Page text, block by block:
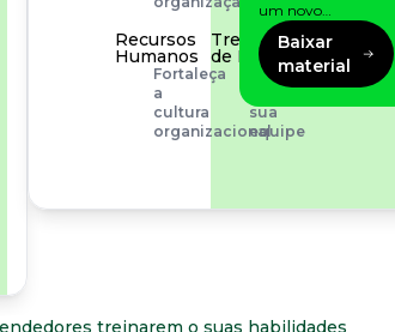
Recursos
Humanos
Fortaleça
a
cultura
organizacional
Treinamento
de Produto
Desenvolva
sua
equipe
um novo
momento na
prevenção de riscos:
agora, além dos
fatores físicos e
operacionais, as
empresas precisam
olhar também
Baixar
material
treinarem o suas habilidades